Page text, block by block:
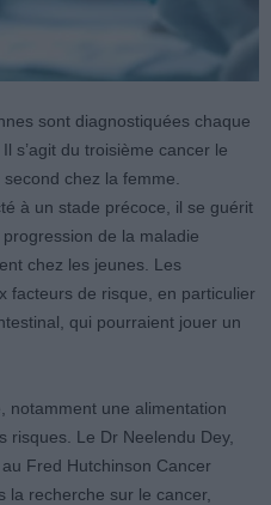
sont diagnostiquées chaque
s’agit du troisième cancer le
chez la femme.
à un stade précoce, il se guérit
de la maladie
chez les jeunes. Les
facteurs de risque, en particulier
qui pourraient jouer un
notamment une alimentation
risques. Le Dr Neelendu Dey,
Fred Hutchinson Cancer
la recherche sur le cancer,